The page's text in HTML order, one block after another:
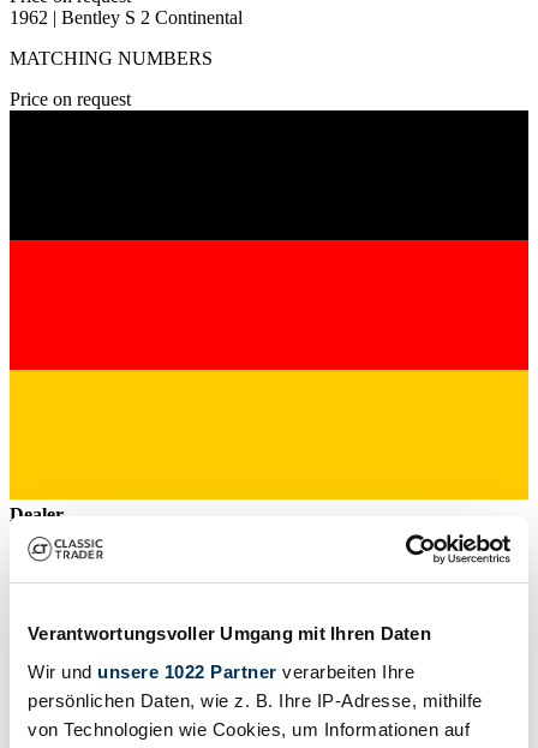
Verantwortungsvoller Umgang mit Ihren Daten
Wir und unsere 1022 Partner verarbeiten Ihre
persönlichen Daten, wie z. B. Ihre IP-Adresse, mithilfe
von Technologien wie Cookies, um Informationen auf
1962 | Bentley S 2 Continental
MATCHING NUMBERS
Price on request
Dealer